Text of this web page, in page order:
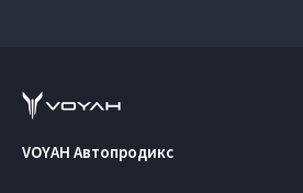
VOYAH Автопродикс